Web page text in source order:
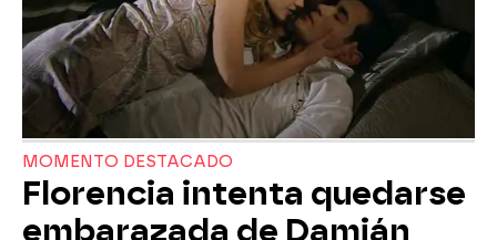
MOMENTO DESTACADO
Florencia intenta quedarse
embarazada de Damián